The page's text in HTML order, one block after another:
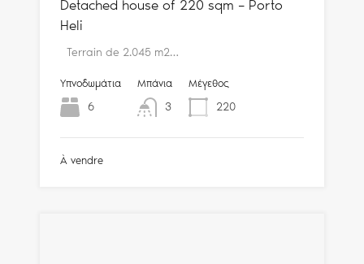
Detached house of 220 sqm – Porto
Heli
Terrain de 2.045 m2…
Υπνοδωμάτια
6
Μπάνια
3
Μέγεθος
220
À vendre